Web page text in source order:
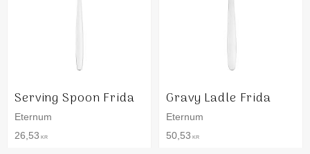
Serving Spoon Frida
Eternum
26,53 KR
Gravy Ladle Frida
Eternum
50,53 KR